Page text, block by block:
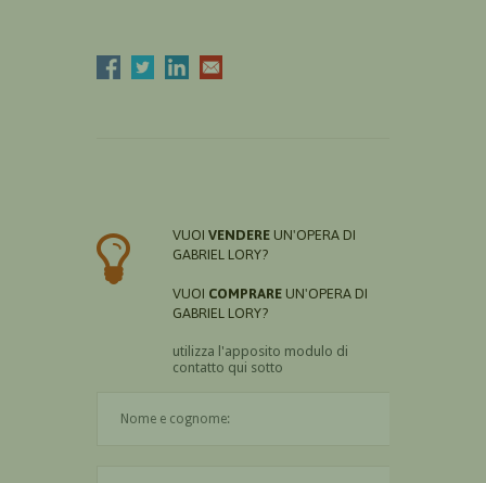
VUOI VENDERE UN'OPERA DI
GABRIEL LORY?
VUOI COMPRARE UN'OPERA DI
GABRIEL LORY?
utilizza l'apposito modulo di
contatto qui sotto